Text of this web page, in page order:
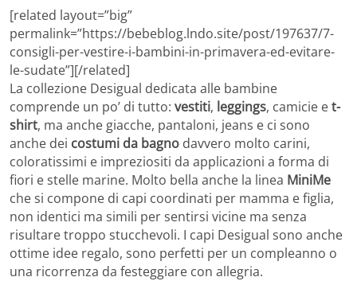
[related layout=”big”
permalink=”https://bebeblog.lndo.site/post/197637/7-
consigli-per-vestire-i-bambini-in-primavera-ed-evitare-
le-sudate”][/related]
La collezione Desigual dedicata alle bambine
comprende un po’ di tutto: vestiti, leggings, camicie et-
shirt, ma anche giacche, pantaloni, jeans e ci sono
anche dei costumi da bagno davvero molto carini,
coloratissimi e impreziositi da applicazioni a forma di
fiori e stelle marine. Molto bella anche la linea MiniMe
che si compone di capi coordinati per mamma e figlia,
non identici ma simili per sentirsi vicine ma senza
risultare troppo stucchevoli. I capi Desigual sono anche
ottime idee regalo, sono perfetti per un compleanno o
una ricorrenza da festeggiare con allegria.